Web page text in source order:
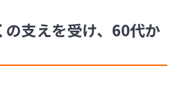
の支えを受け、60代か